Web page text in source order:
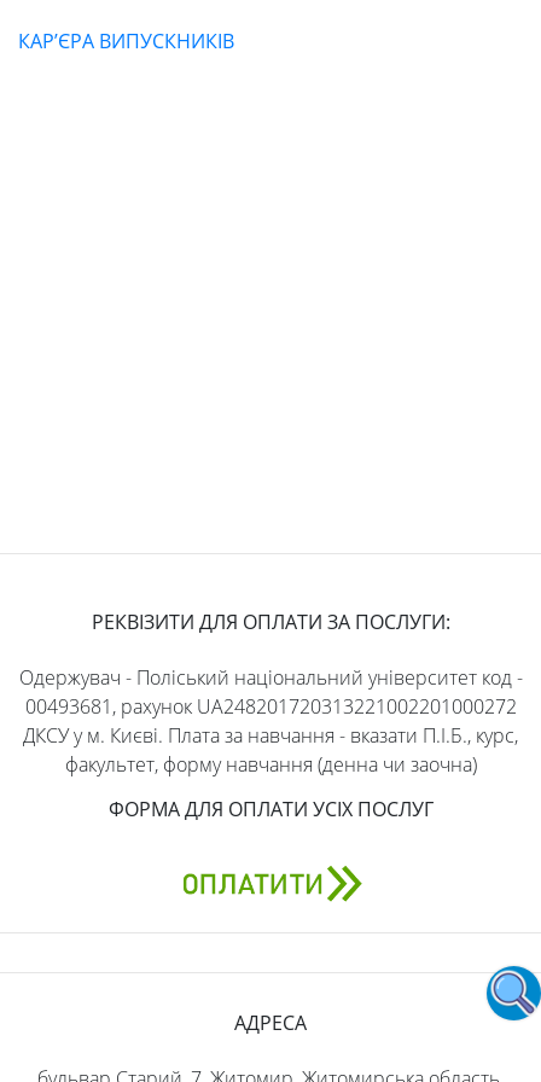
Науковий
КАР’ЄРА ВИПУСКНИКІВ
РЕКВІЗИТИ ДЛЯ ОПЛАТИ ЗА ПОСЛУГИ:
Одержувач - Поліський національний університет код -
00493681, рахунок UA248201720313221002201000272
ДКСУ у м. Києві. Плата за навчання - вказати П.І.Б., курс,
факультет, форму навчання (денна чи заочна)
ФОРМА ДЛЯ ОПЛАТИ УСІХ ПОСЛУГ
АДРЕСА